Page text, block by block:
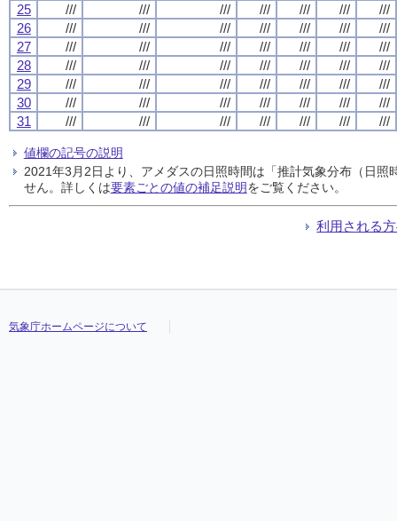
25
/// /// /// /// /// ///
///
26
/// /// /// /// /// ///
///
27
/// /// /// /// /// ///
///
28
/// /// /// /// /// ///
///
29
/// /// /// /// /// ///
///
30
/// /// /// /// /// ///
///
31
/// /// /// /// /// /// ///
値欄の記号の説明
2021年3月2日より、アメダスの日照時間は「推計気象分布（日
せん。詳しくは要素ごとの値の補足説明をご覧ください。
利用される
気象庁ホームページについて